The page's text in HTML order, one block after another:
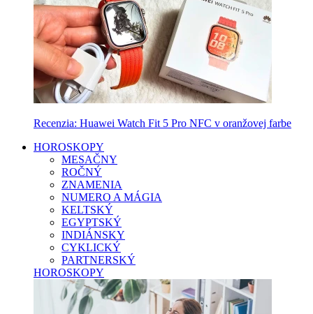
Recenzia: Huawei Watch Fit 5 Pro NFC v oranžovej farbe
HOROSKOPY
MESAČNY
ROČNÝ
ZNAMENIA
NUMERO A MÁGIA
KELTSKÝ
EGYPTSKÝ
INDIÁNSKY
CYKLICKÝ
PARTNERSKÝ
HOROSKOPY